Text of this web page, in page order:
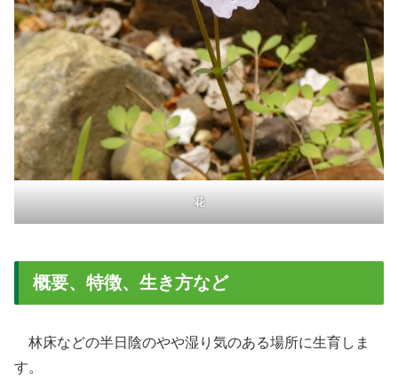
花
概要、特徴、生き方など
林床などの半日陰のやや湿り気のある場所に生育しま
す。